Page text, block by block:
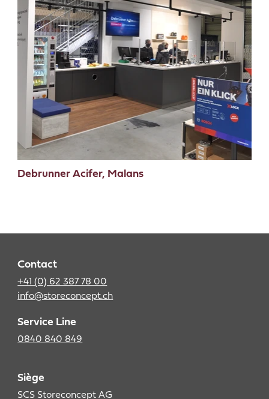
Debrunner Acifer, Malans
Contact
+41 (0) 62 387 78 00
info@storeconcept.ch
Service Line
0840 840 849
Siège
SCS Storeconcept AG